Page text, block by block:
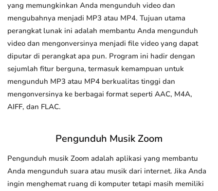
yang memungkinkan Anda mengunduh video dan
mengubahnya menjadi MP3 atau MP4. Tujuan utama
perangkat lunak ini adalah membantu Anda mengunduh
video dan mengonversinya menjadi file video yang dapat
diputar di perangkat apa pun. Program ini hadir dengan
sejumlah fitur berguna, termasuk kemampuan untuk
mengunduh MP3 atau MP4 berkualitas tinggi dan
mengonversinya ke berbagai format seperti AAC, M4A,
AIFF, dan FLAC.
Pengunduh Musik Zoom
Pengunduh musik Zoom adalah aplikasi yang membantu
Anda mengunduh suara atau musik dari internet. Jika Anda
ingin menghemat ruang di komputer tetapi masih memiliki